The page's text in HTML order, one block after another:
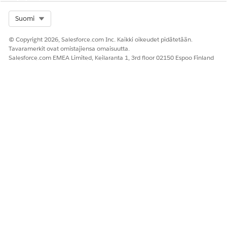
RATKAISIKO TÄMÄ ARTIKKELI ONGELMASI?
Anna palautetta, jotta voimme kehittyä!
Kyllä Ei
Suomi
© Copyright 2026, Salesforce.com Inc. Kaikki oikeudet pidätetään.
Tavaramerkit ovat omistajiensa omaisuutta.
Salesforce.com EMEA Limited, Keilaranta 1, 3rd floor 02150 Espoo Finland